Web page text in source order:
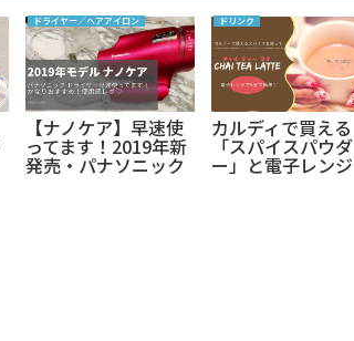
ドライヤー／ヘアアイロン
【ナノケア】早速使
ってます！2019年新
発売・パナソニック
ドリンク
カルディで買える
「スパイスパウダ
ー」と電子レンジ